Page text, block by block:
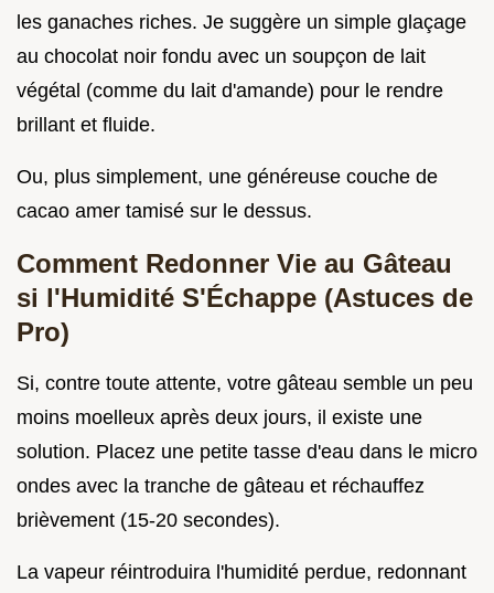
les ganaches riches. Je suggère un simple glaçage
au chocolat noir fondu avec un soupçon de lait
végétal (comme du lait d'amande) pour le rendre
brillant et fluide.
Ou, plus simplement, une généreuse couche de
cacao amer tamisé sur le dessus.
Comment Redonner Vie au Gâteau
si l'Humidité S'Échappe (Astuces de
Pro)
Si, contre toute attente, votre gâteau semble un peu
moins moelleux après deux jours, il existe une
solution. Placez une petite tasse d'eau dans le micro
ondes avec la tranche de gâteau et réchauffez
brièvement (15-20 secondes).
La vapeur réintroduira l'humidité perdue, redonnant